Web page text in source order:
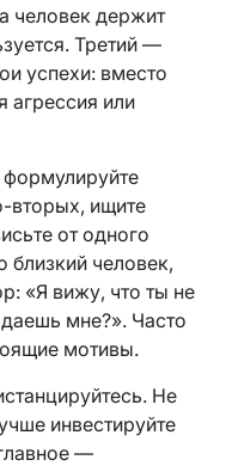
человек держит
Третий —
успехи: вместо
агрессия или
формулируйте
вторых, ищите
от одного
близкий человек,
«Я вижу, что ты не
мне?». Часто
мотивы.
Не
инвестируйте
—